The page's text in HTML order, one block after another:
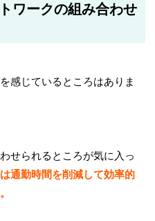
ワークの組み合わせ
感じているところはありま
せられるところが気に入っ
通勤時間を削減して効率的